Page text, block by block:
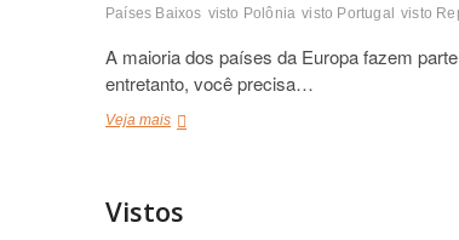
Países Baixos visto Polônia visto Portugal visto
A maioria dos países da Europa fazem
entretanto, você precisa…
Veja maisComo
os
Vistos